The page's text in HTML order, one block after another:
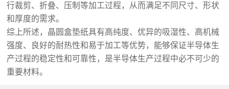
行裁剪、折叠、压制等加工过程，从而满足不同尺寸、形状
和厚度的需求。
综上所述，晶圆盒垫纸具有高纯度、优异的吸湿性、高机械
强度、良好的耐热性和易于加工等优势，能够保证半导体生
产过程的稳定性和可靠性，是半导体生产过程中必不可少的
重要材料。